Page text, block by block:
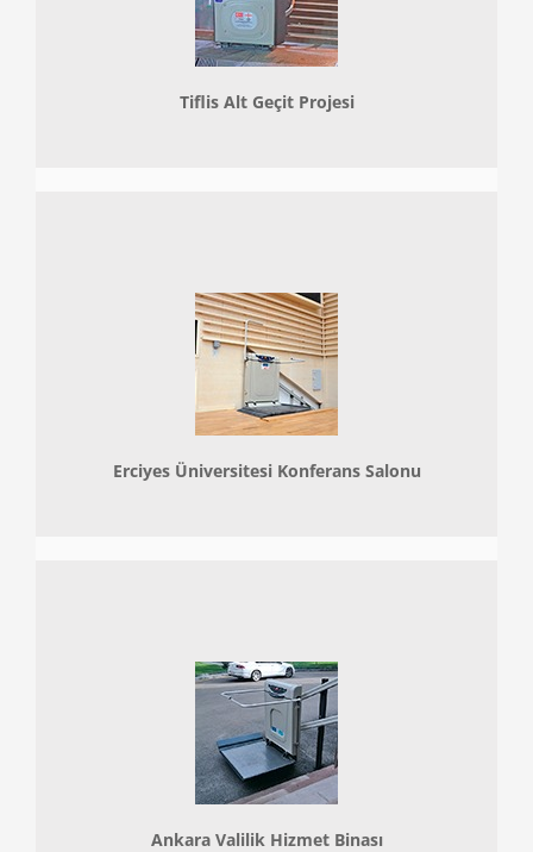
Tiflis Alt Geçit Projesi
Erciyes Üniversitesi Konferans Salonu
Ankara Valilik Hizmet Binası